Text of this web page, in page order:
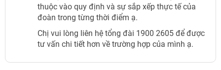
thuộc vào quy định và sự sắp xếp thực tế của
đoàn trong từng thời điểm ạ.
Chị vui lòng liên hệ tổng đài 1900 2605 để được
tư vấn chi tiết hơn về trường hợp của mình ạ.